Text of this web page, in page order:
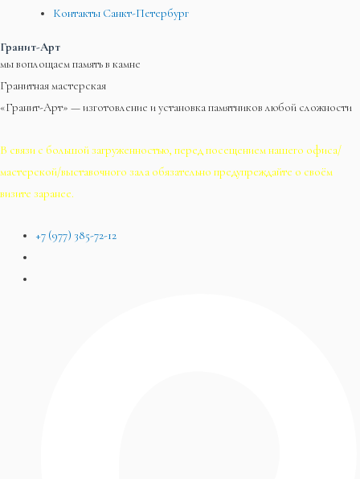
Контакты Санкт-Петербург
Гранит-Арт
мы воплощаем память в камне
Гранитная мастерская
«Гранит-Арт» — изготовление и установка памятников любой сложности
В связи с большой загруженностью, перед посещением нашего офиса/
мастерской/выставочного зала обязательно предупреждайте о своём
визите заранее.
+7 (977) 385-72-12